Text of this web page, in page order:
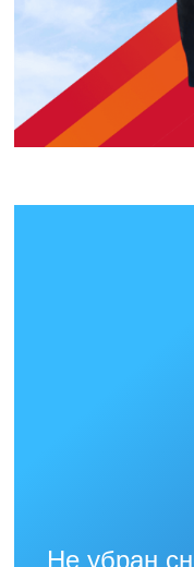
Не убран